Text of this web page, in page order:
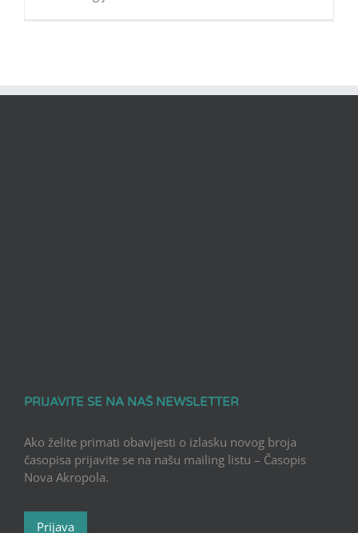
PRIJAVITE SE NA NAŠ NEWSLETTER
Ako želite primati obavijesti o izlasku novog broja
časopisa prijavite se na našu mailing listu – Časopis
Nova Akropola.
Prijava